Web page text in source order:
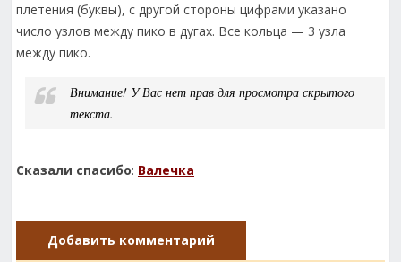
плетения (буквы), с другой стороны цифрами указано
число узлов между пико в дугах. Все кольца — 3 узла
между пико.
Внимание! У Вас нет прав для просмотра скрытого
текста.
Сказали спасибо: Валечка
Добавить комментарий